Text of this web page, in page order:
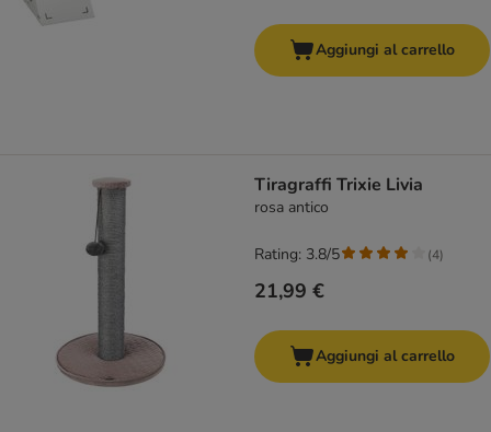
Aggiungi al carrello
Tiragraffi Trixie Livia
rosa antico
21,99 €
Rating: 3.8/5 (4)
Aggiungi al carrello